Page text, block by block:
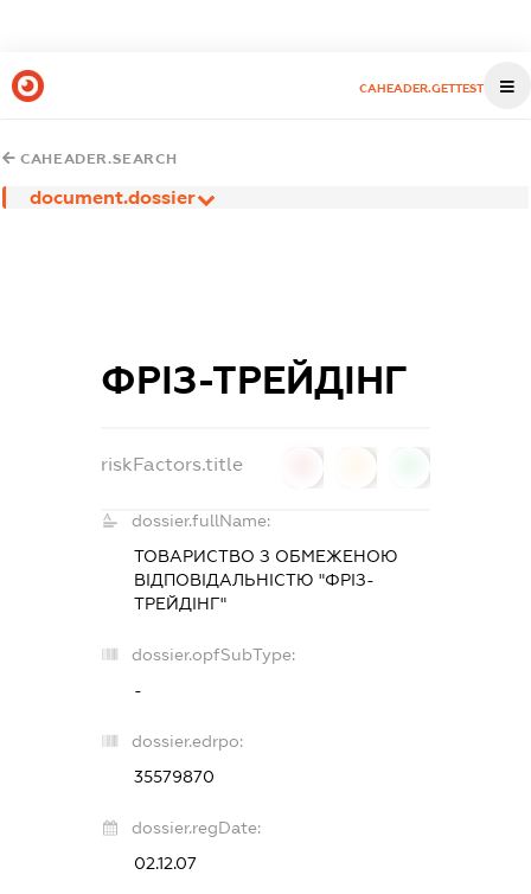
CAHEADER.GETTEST
CAHEADER.SEARCH
document.dossier
ФРІЗ-ТРЕЙДІНГ
riskFactors.title
dossier.fullName:
ТОВАРИСТВО З ОБМЕЖЕНОЮ
ВІДПОВІДАЛЬНІСТЮ "ФРІЗ-
ТРЕЙДІНГ"
dossier.opfSubType:
-
dossier.edrpo:
35579870
dossier.regDate:
02.12.07